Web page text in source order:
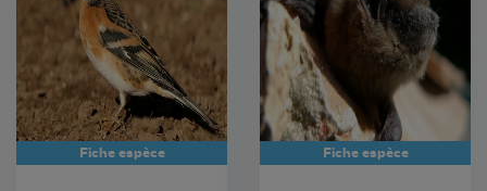
Fiche espèce Fiche espèce